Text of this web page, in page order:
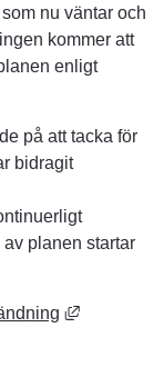
nu väntar och
kommer att
enligt
på att tacka för
bidragit
planen startar
Länk till
öppnas